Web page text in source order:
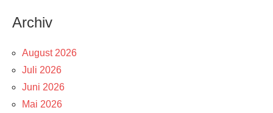
Archiv
August 2026
Juli 2026
Juni 2026
Mai 2026